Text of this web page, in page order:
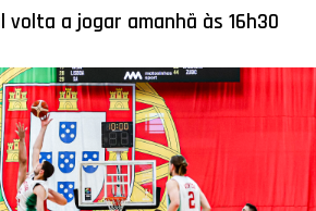
volta a jogar amanhã às 16h30